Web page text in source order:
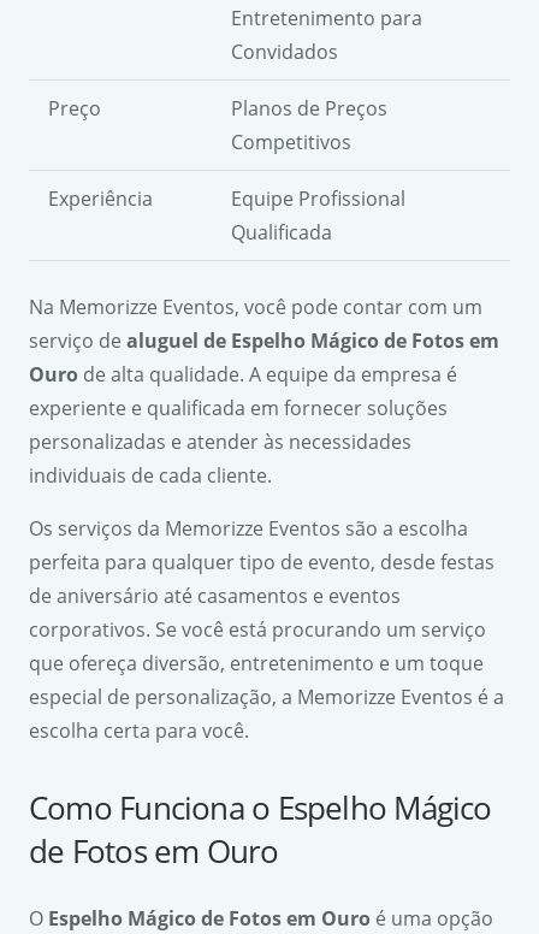
Entretenimento para
Convidados
Preço
Planos de Preços
Competitivos
Experiência
Equipe Profissional
Qualificada
Na Memorizze Eventos, você pode contar com um
serviço de aluguel de Espelho Mágico de Fotos em
Ouro de alta qualidade. A equipe da empresa é
experiente e qualificada em fornecer soluções
personalizadas e atender às necessidades
individuais de cada cliente.
Os serviços da Memorizze Eventos são a escolha
perfeita para qualquer tipo de evento, desde festas
de aniversário até casamentos e eventos
corporativos. Se você está procurando um serviço
que ofereça diversão, entretenimento e um toque
especial de personalização, a Memorizze Eventos é a
escolha certa para você.
Como Funciona o Espelho Mágico
de Fotos em Ouro
O Espelho Mágico de Fotos em Ouro é uma opção